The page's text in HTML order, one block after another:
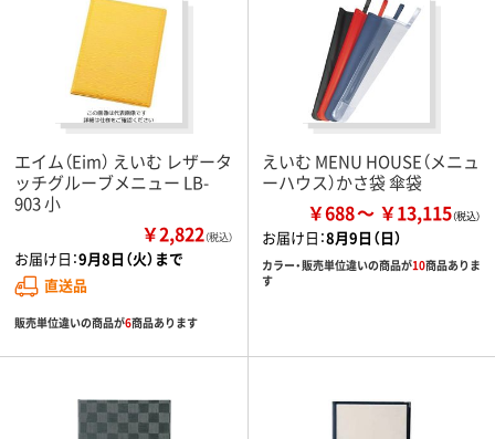
エイム（Eim） えいむ レザータ
ッチグルーブメニュー LB-
903 小
￥2,822（税込）
お届け日：9月8日（火）まで
直送品
販売単位違いの商品が6商品あります
えいむ MENU HOUSE（メニュ
ーハウス）かさ袋 傘袋
￥688 ￥13,115
お届け日：8月9日（日）
カラー・販売単位違いの商品が10商品ありま
す